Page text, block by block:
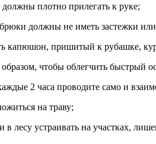
плотно прилегать к руке;
должны не иметь застежки
капюшон, пришитый к рубашке,
образом, чтобы облегчить быстрый
2 часа проводите само и
на траву;
в лесу устраивать на участках,